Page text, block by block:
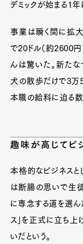
デミックが始まる1
事業は瞬く間に拡
で20ドル（約2600円
んは驚いた。新たな
犬の散歩だけで3万
本職の給料に迫る数
趣味が高じてビ
本格的なビジネスと
は断腸の思いで生
に専念する道を選ん
ス」を正式に立ち上
いだという。